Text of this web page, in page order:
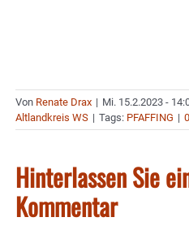
Von Renate Drax | Mi. 15.2.2023 -
Altlandkreis WS | Tags: PFAFFING |
Hinterlassen Sie
Kommentar